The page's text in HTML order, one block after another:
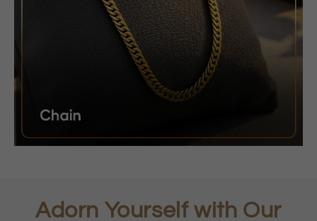
Adorn Yourself with Our